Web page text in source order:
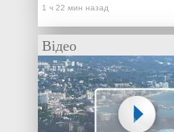
Відео